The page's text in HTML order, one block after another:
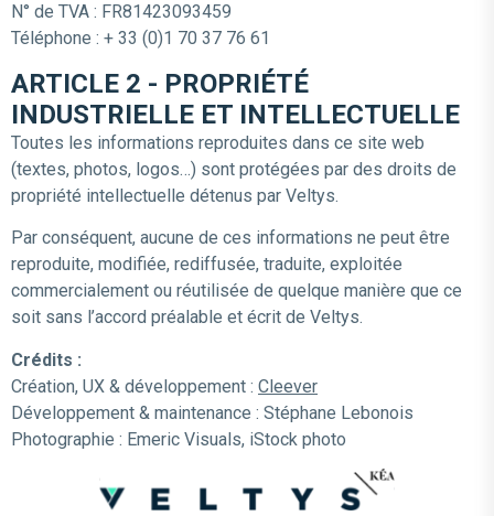
N° de TVA : FR81423093459
Téléphone : + 33 (0)1 70 37 76 61
ARTICLE 2 - PROPRIÉTÉ
INDUSTRIELLE ET INTELLECTUELLE
Toutes les informations reproduites dans ce site web
(textes, photos, logos…) sont protégées par des droits de
propriété intellectuelle détenus par Veltys.
Par conséquent, aucune de ces informations ne peut être
reproduite, modifiée, rediffusée, traduite, exploitée
commercialement ou réutilisée de quelque manière que ce
soit sans l’accord préalable et écrit de Veltys.
Crédits :
Création, UX & développement : Cleever
Développement & maintenance : Stéphane Lebonois
Photographie : Emeric Visuals, iStock photo